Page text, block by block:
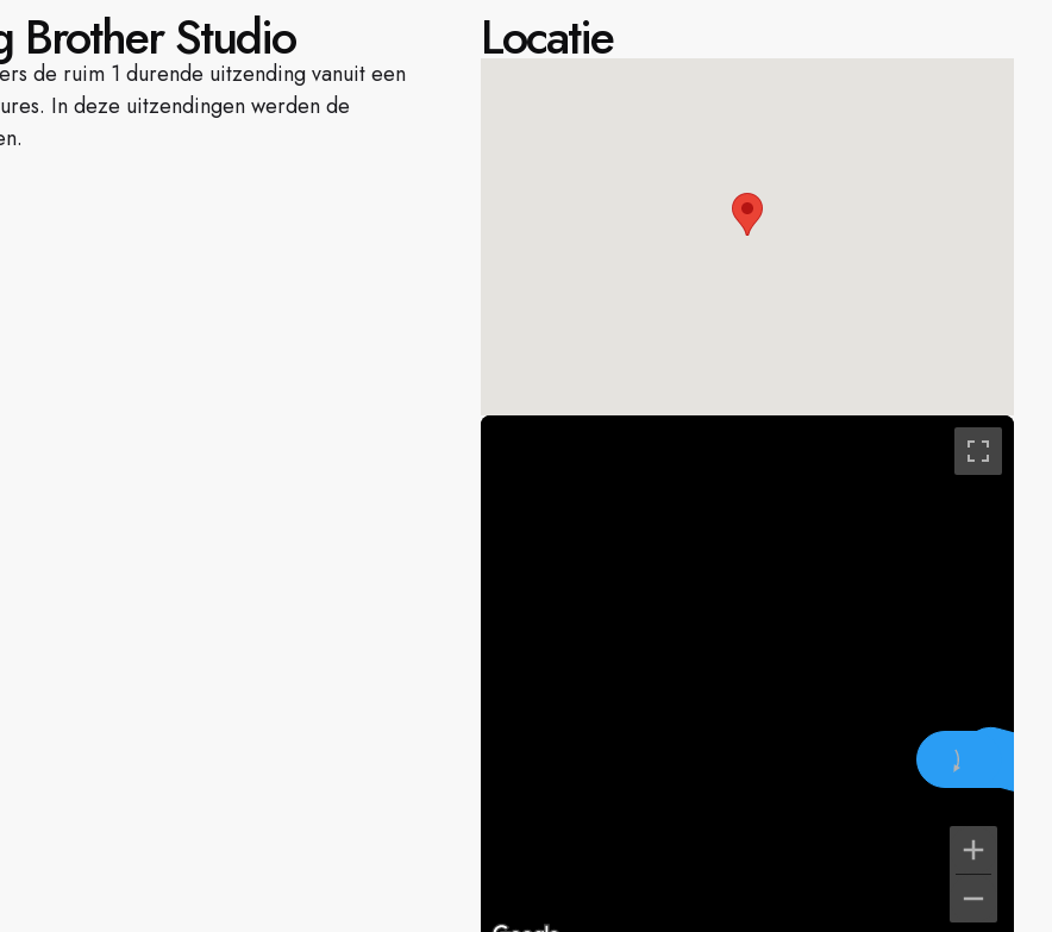
Brother Studio
de ruim 1 durende uitzending vanuit een
In deze uitzendingen werden de
Locatie